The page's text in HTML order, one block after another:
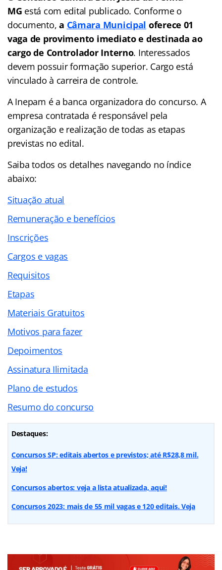
MG está com edital publicado. Conforme o
documento,a Câmara Municipal oferece 01
vaga de provimento imediato e destinada ao
cargo de Controlador Interno. Interessados
devem possuir formação superior. Cargo está
vinculado à carreira de controle.
A Inepam é a banca organizadora do concurso. A
empresa contratada é responsável pela
organização e realização de todas as etapas
previstas no edital.
Saiba todos os detalhes navegando no índice
abaixo:
Situação atual
Remuneração e benefícios
Inscrições
Cargos e vagas
Requisitos
Etapas
Materiais Gratuitos
Motivos para fazer
Depoimentos
Assinatura Ilimitada
Plano de estudos
Resumo do concurso
Destaques:
Concursos SP: editais abertos e previstos; até R$28,8 mil.
Veja!
Concursos abertos: veja a lista atualizada, aqui!
Concursos 2023: mais de 55 mil vagas e 120 editais. Veja